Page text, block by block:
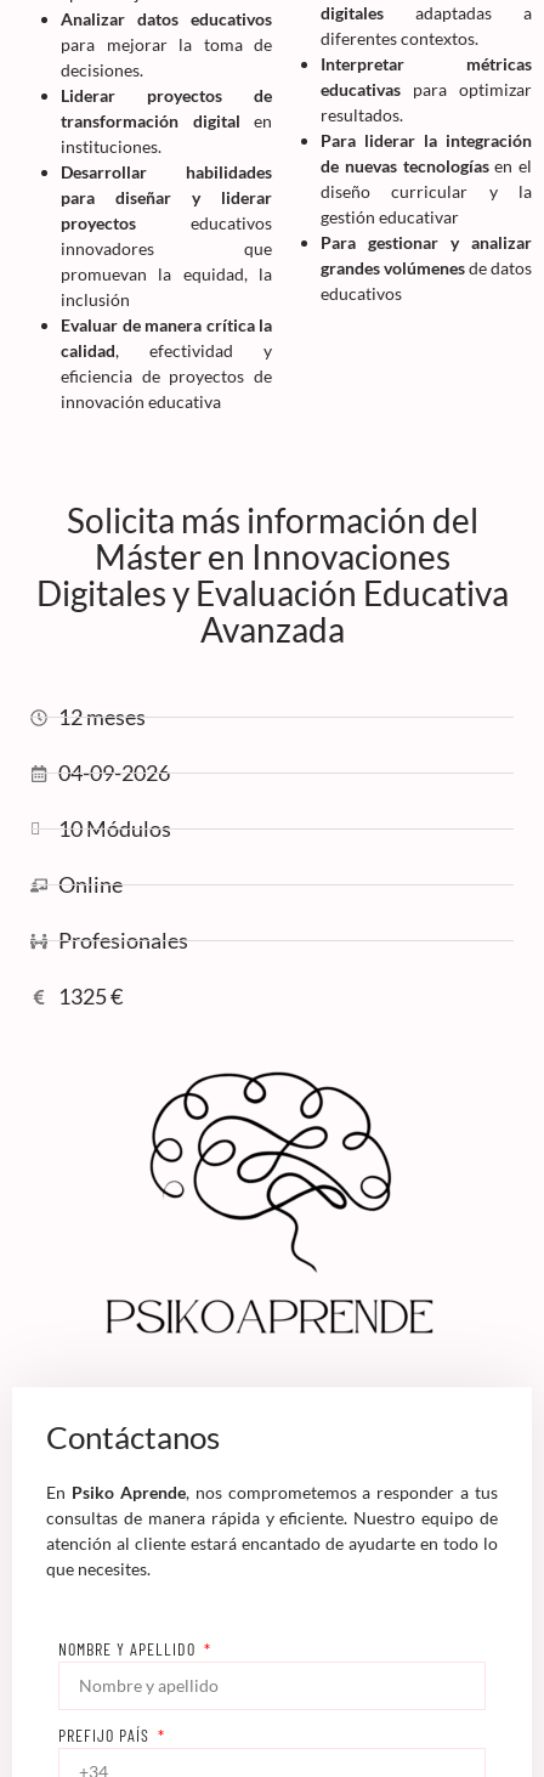
Analizar datos educativos
para mejorar la toma de
decisiones.
Liderar proyectos de
transformación digital en
instituciones.
Desarrollar habilidades
para diseñar y liderar
proyectos educativos
innovadores que
promuevan la equidad, la
inclusión
Evaluar de manera crítica la
calidad, efectividad y
eficiencia de proyectos de
innovación educativa
digitales adaptadas a
diferentes contextos.
Interpretar métricas
educativas para optimizar
resultados.
Para liderar la integración
de nuevas tecnologíasen el
diseño curricular y la
gestión educativar
Para gestionar y analizar
grandes volúmenesde datos
educativos
Solicita más información del
Máster en Innovaciones
Digitales y Evaluación Educativa
Avanzada
12 meses
04-09-2026
10 Módulos
Online
Profesionales
1325 €
Contáctanos
En Psiko Aprende, nos comprometemos a responder a tus
consultas de manera rápida y eficiente. Nuestro equipo de
atención al cliente estará encantado de ayudarte en todo lo
que necesites.
NOMBRE Y APELLIDO
PREFIJO PAÍS